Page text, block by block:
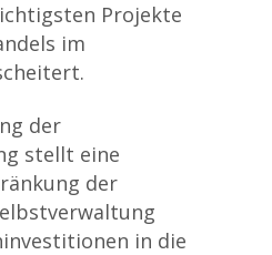
Projekte
im
der
stellt eine
der
in die